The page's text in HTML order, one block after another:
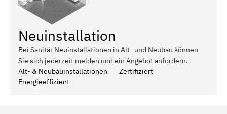
Neuinstallation
Bei Sanitär Neuinstallationen in Alt- und Neubau können
Sie sich jederzeit melden und ein Angebot anfordern.
Alt- & Neubauinstallationen
Zertifiziert
Energieeffizient